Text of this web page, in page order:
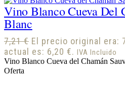
Vino Blanco Cueva Del
Blanc
7,21€ El precio original era:
actual es: 6,20 €. IVA Incluido
Vino Blanco Cueva del Chamán
Oferta